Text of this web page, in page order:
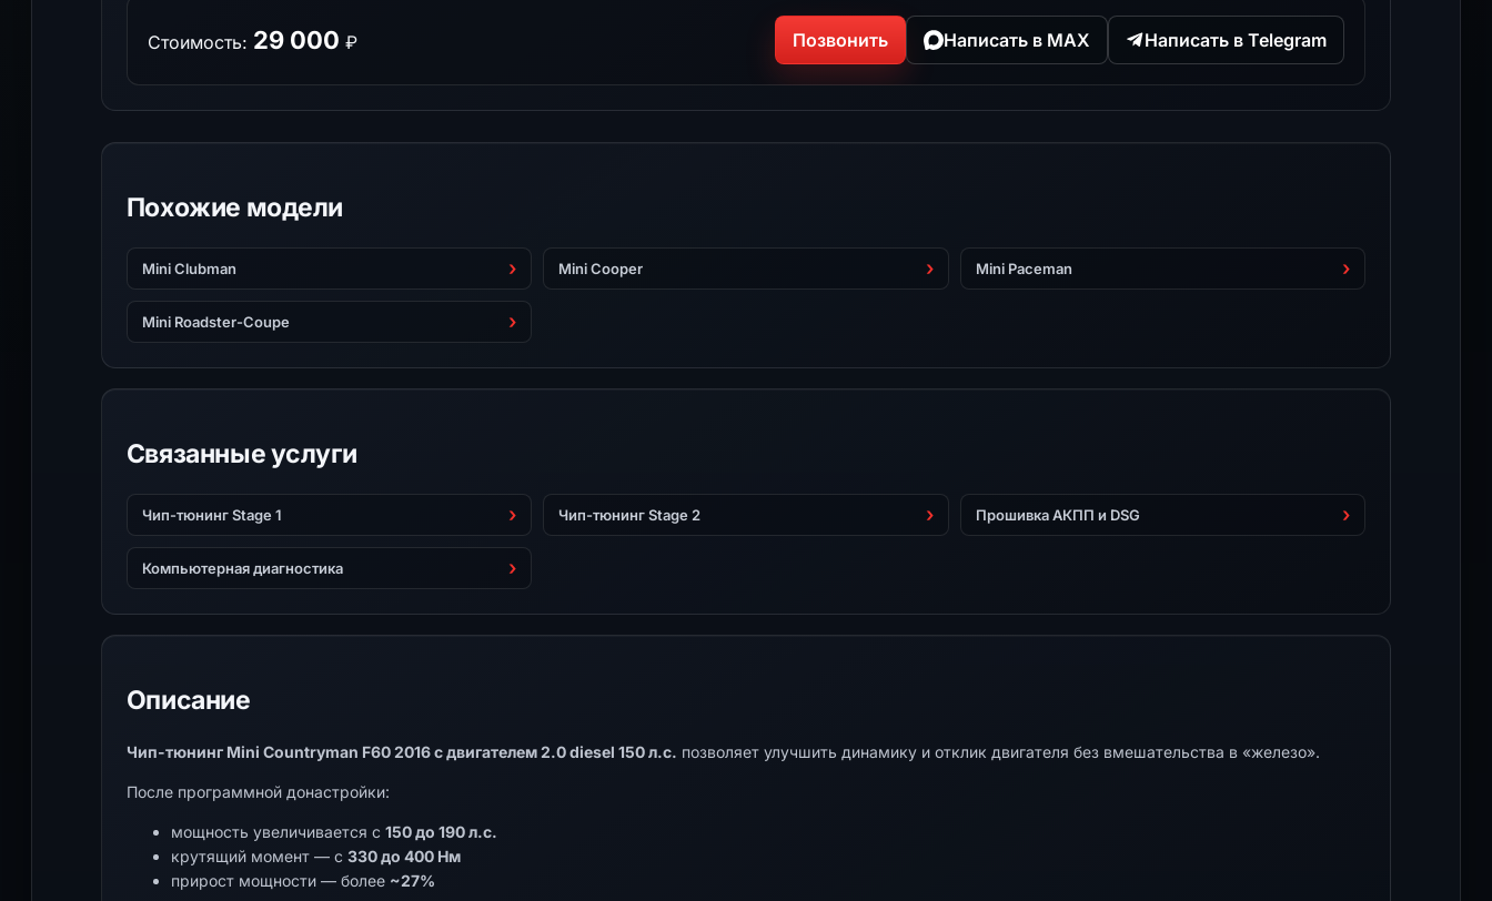
Стоимость: 29 000 ₽ Позвонить Написать в MAX Написать в Telegram
Похожие модели
Mini Clubman Mini Cooper Mini Paceman
Mini Roadster-Coupe
Связанные услуги
Чип-тюнинг Stage 1 Чип-тюнинг Stage 2 Прошивка АКПП и DSG
Компьютерная диагностика
Описание
Чип-тюнинг Mini Countryman F60 2016 с двигателем 2.0 diesel 150 л.с. позволяет улучшить динамику и отклик двигателя без вмешательства в «железо».
После программной донастройки:
мощность увеличивается с 150 до 190 л.с.
крутящий момент — с 330 до 400 Нм
прирост мощности — более ~27%